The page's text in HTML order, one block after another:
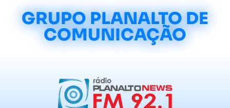
GRUPO PLANALTO DE
COMUNICAÇÃO